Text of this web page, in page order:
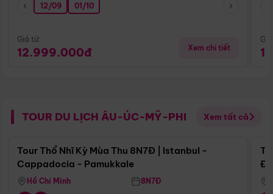
12/09 01/10
Giá từ:
12.999.000đ Xem chi tiết
TOUR DU LỊCH ÂU-ÚC-MỸ-PHI Xem tất cả
Điểm nổi bật
Tour Thổ Nhĩ Kỳ Mùa Thu 8N7Đ | Istanbul -
Cappadocia - Pamukkale
Hồ Chí Minh 8N7Đ